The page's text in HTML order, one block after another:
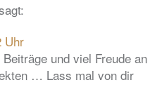
Uhr
und viel Freude an
… Lass mal von dir